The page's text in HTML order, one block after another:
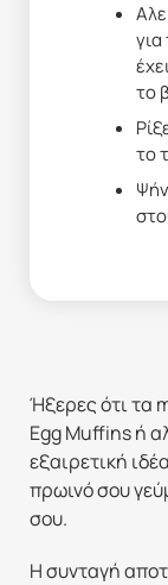
το
το
Ήξερες ότι τα
Egg Muffins ή
εξαιρετική
πρωινό σου
σου.
Η συνταγή